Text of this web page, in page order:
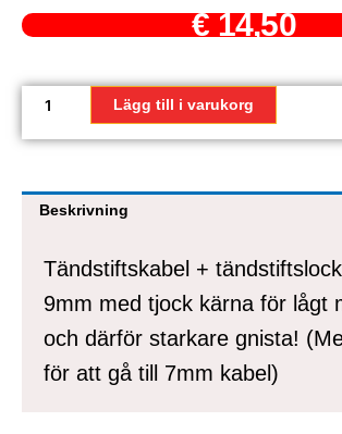
€14,50
Tändstiftskabel
tändstiftslock
silikon
med
tjock
lågt
motstånd
och
därför
Lägg till i varukorg
Beskrivning
Tändstiftskabel +
9mm med tjock kärna för lågt
och därför starkare gnista!
för att gå till 7mm kabel)